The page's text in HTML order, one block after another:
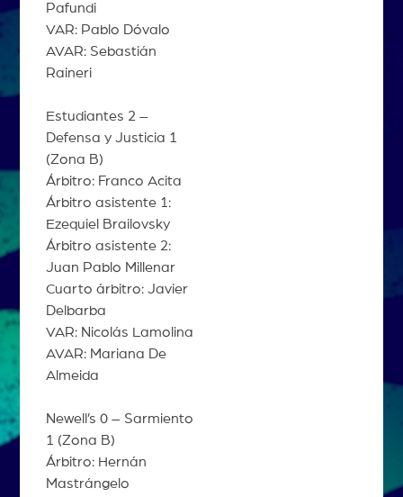
Pafundi
VAR: Pablo Dóvalo
AVAR: Sebastián
Raineri
Estudiantes 2 –
Defensa y Justicia 1
(Zona B)
Árbitro: Franco Acita
Árbitro asistente 1:
Ezequiel Brailovsky
Árbitro asistente 2:
Juan Pablo Millenar
Cuarto árbitro: Javier
Delbarba
VAR: Nicolás Lamolina
AVAR: Mariana De
Almeida
Newell’s 0 – Sarmiento
1 (Zona B)
Árbitro: Hernán
Mastrángelo